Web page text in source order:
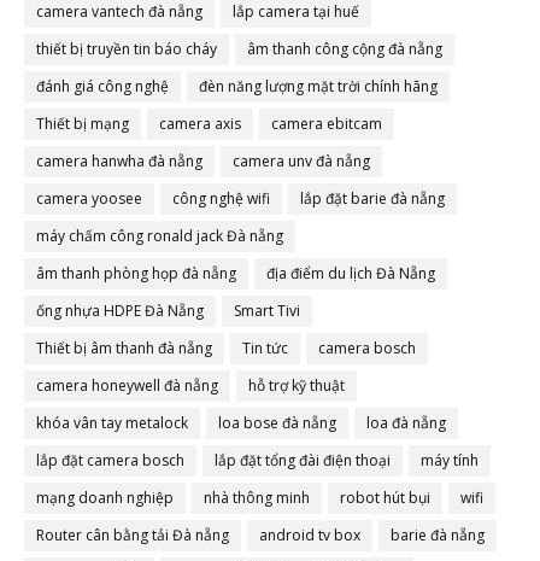
camera vantech đà nẵng
lắp camera tại huế
thiết bị truyền tin báo cháy
âm thanh công cộng đà nẵng
đánh giá công nghệ
đèn năng lượng mặt trời chính hãng
Thiết bị mạng
camera axis
camera ebitcam
camera hanwha đà nẵng
camera unv đà nẵng
camera yoosee
công nghệ wifi
lắp đặt barie đà nẵng
máy chấm công ronald jack Đà nẵng
âm thanh phòng họp đà nẵng
địa điểm du lịch Đà Nẵng
ống nhựa HDPE Đà Nẵng
Smart Tivi
Thiết bị âm thanh đà nẵng
Tin tức
camera bosch
camera honeywell đà nẵng
hỗ trợ kỹ thuật
khóa vân tay metalock
loa bose đà nẵng
loa đà nẵng
lắp đặt camera bosch
lắp đặt tổng đài điện thoại
máy tính
mạng doanh nghiệp
nhà thông minh robot hút bụi
wifi
Router cân bằng tải Đà nẵng
android tv box
barie đà nẵng